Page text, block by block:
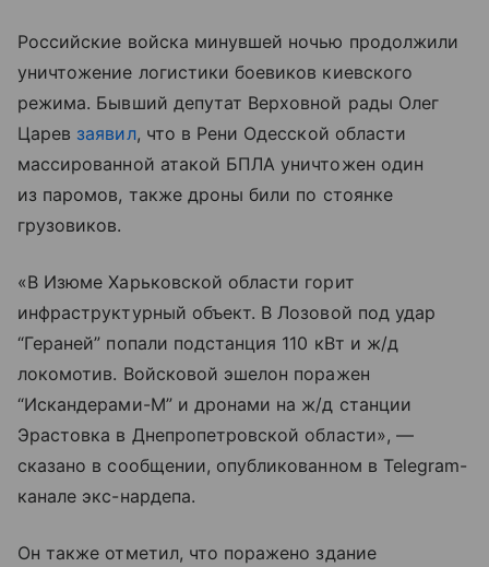
Российские войска минувшей ночью продолжили
уничтожение логистики боевиков киевского
режима. Бывший депутат Верховной рады Олег
Царев заявил, что в Рени Одесской области
массированной атакой БПЛА уничтожен один
из паромов, также дроны били по стоянке
грузовиков.
«В Изюме Харьковской области горит
инфраструктурный объект. В Лозовой под удар
“Гераней” попали подстанция 110 кВт и ж/д
локомотив. Войсковой эшелон поражен
“Искандерами-М” и дронами на ж/д станции
Эрастовка в Днепропетровской области», —
сказано в сообщении, опубликованном в Telegram-
канале экс-нардепа.
Он также отметил, что поражено здание